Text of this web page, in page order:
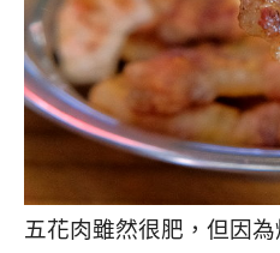
五花肉雖然很肥，但因